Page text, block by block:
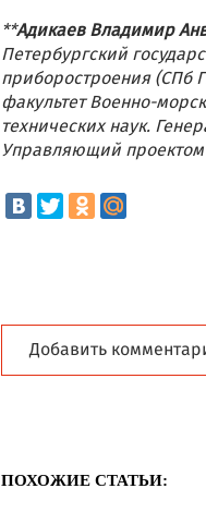
**Адикаев Владимир
Петербургский
приборостроения (СПб
факультет Военно-
технических наук.
Управляющий
Добавить
ПОХОЖИЕ СТАТЬИ: